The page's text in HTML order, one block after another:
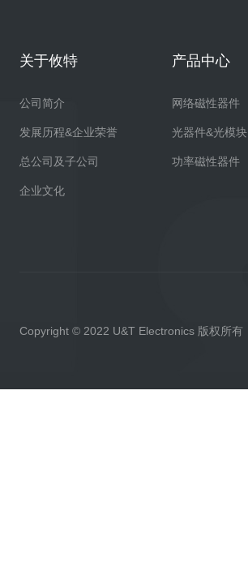
关于攸特
公司简介
发展历程&企业荣誉
总公司及子公司
企业文化
产品中心
网络磁性器件
光器件&光模块
功率磁性器件
Copyright © 2022 U&T Electronics 版权所有